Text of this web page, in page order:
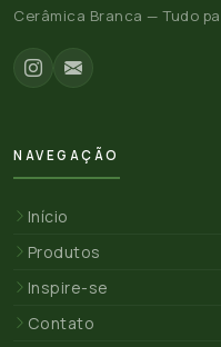
Cerâmica Branca — Tudo
NAVEGAÇÃO
Início
Produtos
Inspire-se
Contato